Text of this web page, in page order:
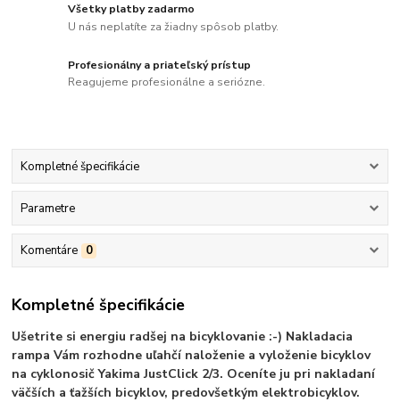
Všetky platby zadarmo
U nás neplatíte za žiadny spôsob platby.
Profesionálny a priateľský prístup
Reagujeme profesionálne a seriózne.
Kompletné špecifikácie
Parametre
Komentáre 0
Kompletné špecifikácie
Ušetrite si energiu radšej na bicyklovanie :-) Nakladacia
rampa Vám rozhodne uľahčí naloženie a vyloženie bicyklov
na cyklonosič Yakima JustClick 2/3. Oceníte ju pri nakladaní
väčších a ťažších bicyklov, predovšetkým elektrobicyklov.